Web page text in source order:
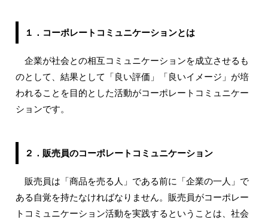
１．コーポレートコミュニケーションとは
企業が社会との相互コミュニケーションを成立させるも
のとして、結果として「良い評価」「良いイメージ」が培
われることを目的とした活動がコーポレートコミュニケー
ションです。
２．販売員のコーポレートコミュニケーション
販売員は「商品を売る人」である前に「企業の一人」で
ある自覚を持たなければなりません。販売員がコーポレー
トコミュニケーション活動を実践するということは、社会